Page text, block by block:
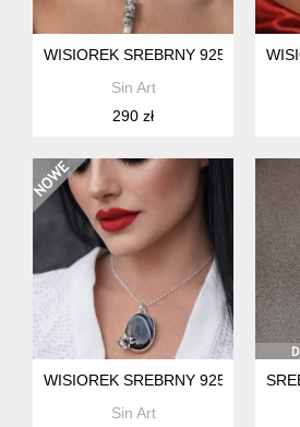
WISIOREK SREBRNY 925 Z
Sin Art
290 zł
WISIOREK SREBRNY 925 PR. Z
Sin Art